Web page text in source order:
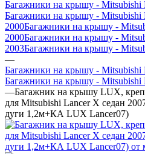
Багажники на крышу - Mitsubishi
Багажники на крышу - Mitsubishi
2000Багажники на крышу -
2000Багажники на крышу -
2003Багажники на крышу -
—
Багажники на крышу - Mitsubishi
Багажники на крышу - Mitsubishi
—Багажник на крышу LUX,
для Mitsubishi Lancer Х седан
дуги 1,2м+КА LUX Lancer07)